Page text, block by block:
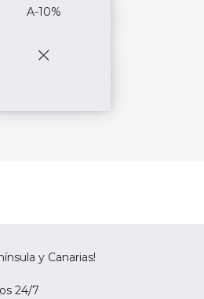
A-10%
y Canarias!
24/7